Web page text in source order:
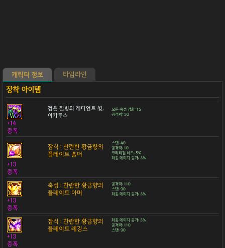
캐릭터 정보 타임라인
검은 질병의 레디언트 윙,
이카루스
모든 속성 강화: 15
공격력: 30
+14
증폭
잠식 : 찬란한 황금향의
플레이트 숄더
스탯: 40
공격력: 10
크리티컬 히트: 5%
최종 데미지 증가: 3%
+13
증폭
축성 : 찬란한 황금향의
플레이트 아머
공격력: 110
스탯: 90
최종 데미지 증가: 3%
+13
증폭
잠식 : 찬란한 황금향의
플레이트 레깅스
최종 데미지 증가: 3%
공격력: 110
스탯: 90
+13
증폭